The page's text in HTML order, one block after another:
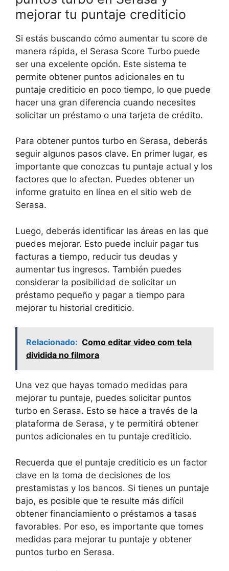
mejorar tu puntaje crediticio
Si estás buscando cómo aumentar tu score de
manera rápida, el Serasa Score Turbo puede
ser una excelente opción. Este sistema te
permite obtener puntos adicionales en tu
puntaje crediticio en poco tiempo, lo que puede
hacer una gran diferencia cuando necesites
solicitar un préstamo o una tarjeta de crédito.
Para obtener puntos turbo en Serasa, deberás
seguir algunos pasos clave. En primer lugar, es
importante que conozcas tu puntaje actual y los
factores que lo afectan. Puedes obtener un
informe gratuito en línea en el sitio web de
Serasa.
Luego, deberás identificar las áreas en las que
puedes mejorar. Esto puede incluir pagar tus
facturas a tiempo, reducir tus deudas y
aumentar tus ingresos. También puedes
considerar la posibilidad de solicitar un
préstamo pequeño y pagar a tiempo para
mejorar tu historial crediticio.
Relacionado: Como editar video com tela
dividida no filmora
Una vez que hayas tomado medidas para
mejorar tu puntaje, puedes solicitar puntos
turbo en Serasa. Esto se hace a través de la
plataforma de Serasa, y te permitirá obtener
puntos adicionales en tu puntaje crediticio.
Recuerda que el puntaje crediticio es un factor
clave en la toma de decisiones de los
prestamistas y los bancos. Si tienes un puntaje
bajo, es posible que te resulte más difícil
obtener financiamiento o préstamos a tasas
favorables. Por eso, es importante que tomes
medidas para mejorar tu puntaje y obtener
puntos turbo en Serasa.